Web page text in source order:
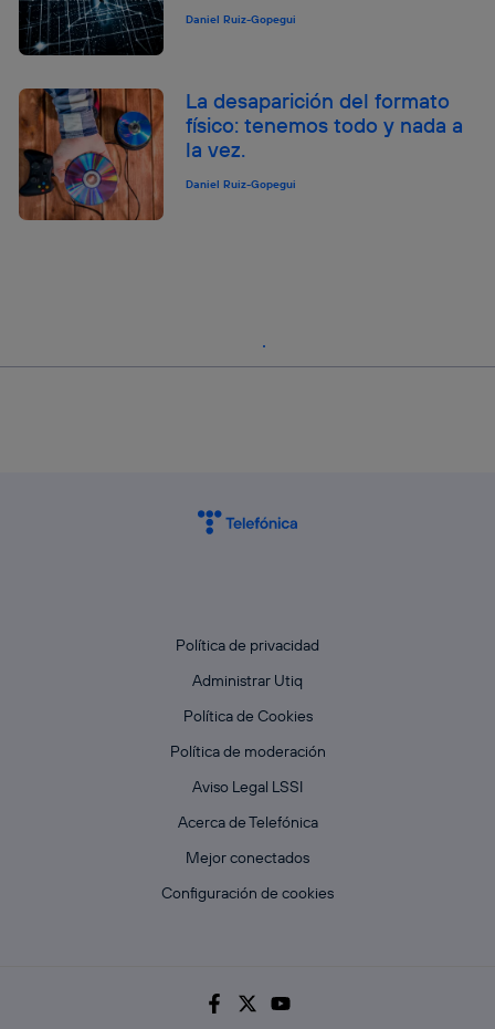
Daniel Ruiz-Gopegui
La desaparición del formato
físico: tenemos todo y nada a
la vez.
Daniel Ruiz-Gopegui
Política de privacidad
Administrar Utiq
Política de Cookies
Política de moderación
Aviso Legal LSSI
Acerca de Telefónica
Mejor conectados
Configuración de cookies